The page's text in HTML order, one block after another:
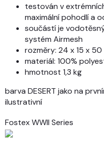
testován v
maximální pohodlí a
součástí je
systém Airmesh
rozměry: 24 x 15 x 50
materiál: 100%
hmotnost 1,3 kg
barva DESERT jako na
ilustrativní
Fostex WWII Series